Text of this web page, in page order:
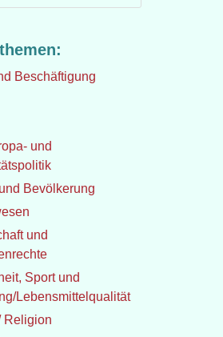
Beschäftigung
und
Bevölkerung
und
Sport und
Lebensmittelqualität
Religion